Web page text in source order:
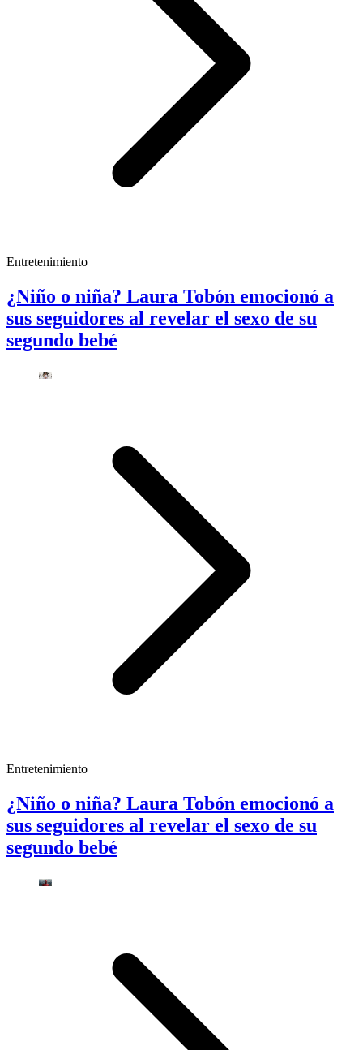
Entretenimiento
¿Niño o niña? Laura Tobón emocionó a
sus seguidores al revelar el sexo de su
segundo bebé
Entretenimiento
¿Niño o niña? Laura Tobón emocionó a
sus seguidores al revelar el sexo de su
segundo bebé